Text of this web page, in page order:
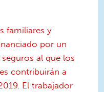
familiares y
por un
al que los
contribuirán a
El trabajador